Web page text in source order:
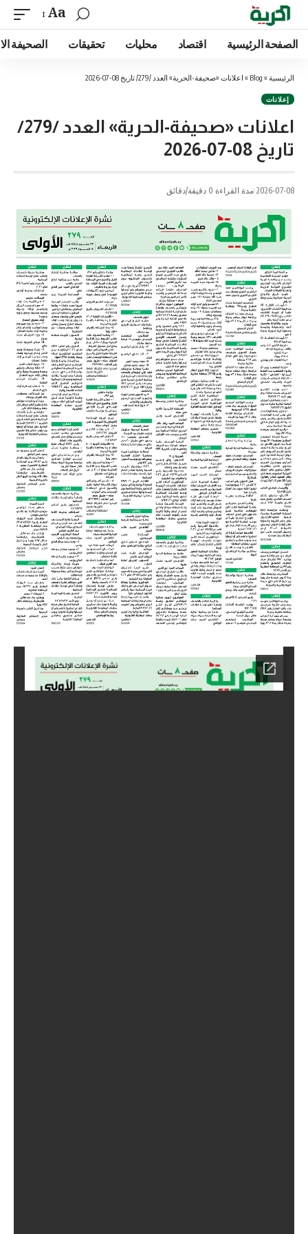
Aa
الصفحة الرئيسية اقتصاد محليات تحقيقات الصحيفة
الرئيسية »
Blog
» اعلانات «صحيفة-الحرية» العدد /279/ تاريخ 08-07-2026
إعلانات
اعلانات «صحيفة-الحرية» العدد /279/
تاريخ 08-07-2026
2026-07-08 مدة القراءة 0 دقيقة/دقائق